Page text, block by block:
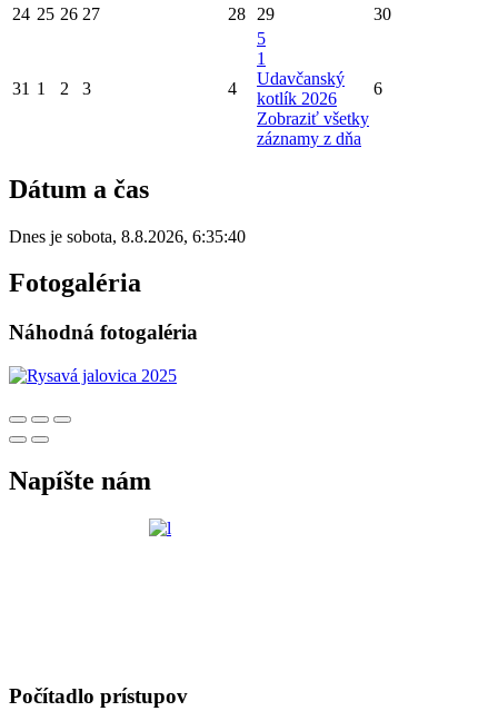
24 25 26 27 28 29 30
31 1 2 3 4
5
1
Udavčanský
kotlík 2026
Zobraziť všetky
záznamy z dňa
6
Dátum a čas
Dnes je sobota, 8.8.2026, 6:35:40
Fotogaléria
Náhodná fotogaléria
Napíšte nám
Počítadlo prístupov